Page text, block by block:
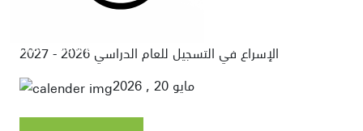
Home News الإسراع في التسجيل للعام الدراسي 2026 - 2027
مايو 20 , 2026